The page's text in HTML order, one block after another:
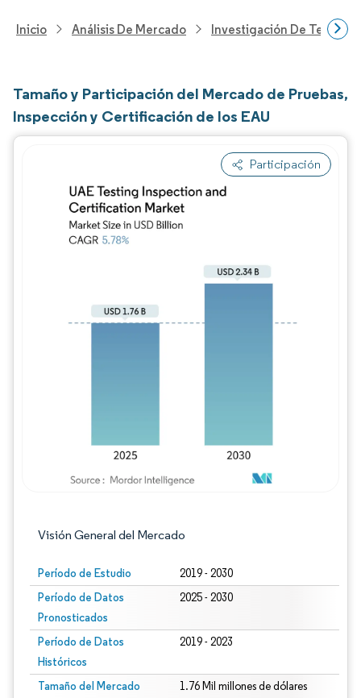
Inicio Análisis De Mercado Investigación De
Tamaño y Participación del Mercado de Pruebas,
Inspección y Certificación de los EAU
Participación
Visión General del Mercado
Período de Estudio 2019 - 2030
Período de Datos
Pronosticados
2025 - 2030
Período de Datos
Históricos
2019 - 2023
Tamaño del Mercado
1.76 Mil millones de dólares